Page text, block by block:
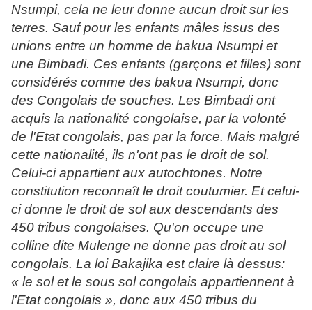
Nsumpi, cela ne leur donne aucun droit sur les
terres. Sauf pour les enfants mâles issus des
unions entre un homme de bakua Nsumpi et
une Bimbadi. Ces enfants (garçons et filles) sont
considérés comme des bakua Nsumpi, donc
des Congolais de souches. Les Bimbadi ont
acquis la nationalité congolaise, par la volonté
de l'Etat congolais, pas par la force. Mais malgré
cette nationalité, ils n'ont pas le droit de sol.
Celui-ci appartient aux autochtones. Notre
constitution reconnaît le droit coutumier. Et celui-
ci donne le droit de sol aux descendants des
450 tribus congolaises. Qu'on occupe une
colline dite Mulenge ne donne pas droit au sol
congolais. La loi Bakajika est claire là dessus:
« le sol et le sous sol congolais appartiennent à
l'Etat congolais », donc aux 450 tribus du